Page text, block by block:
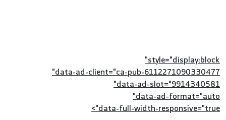
style="display:block"
data-ad-client="ca-pub-6112271090330477"
data-ad-slot="9914340581"
data-ad-format="auto"
data-full-width-responsive="true">